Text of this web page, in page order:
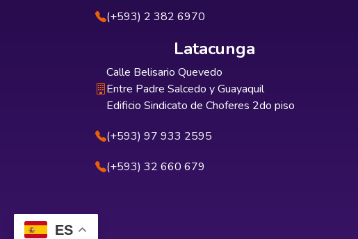
ES
(+593) 2 382 6970
Latacunga
Calle Belisario Quevedo
Entre Padre Salcedo y Guayaquil
Edificio Sindicato de Choferes 2do piso
(+593) 97 933 2595
(+593) 32 660 679